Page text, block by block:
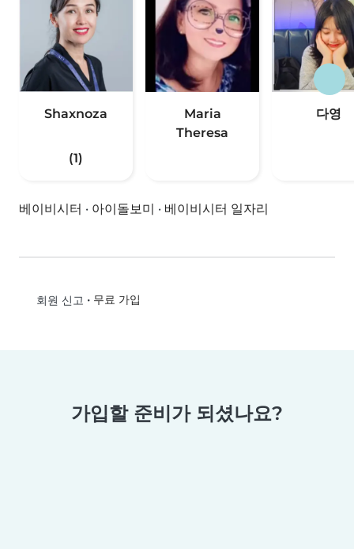
Shaxnoza
(1)
Maria
Theresa
다영
베이비시터 · 아이돌보미 · 베이비시터 일자리
회원 신고 • 무료 가입
가입할 준비가 되셨나요?